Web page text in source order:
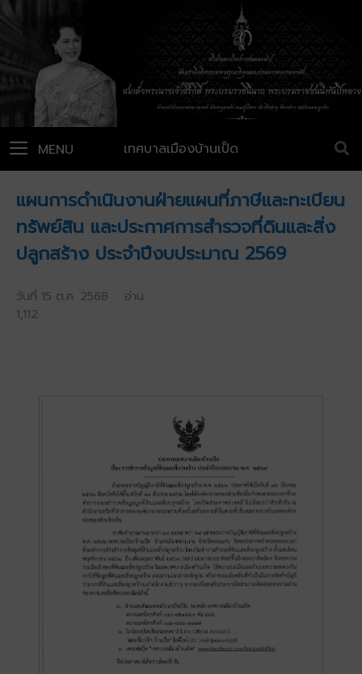
เทศบาลเมืองบ้านเป็ด
MENU
แผนการดำเนินงานฝ่ายแผนที่ภาษีและทะเบียน
ทรัพย์สิน และประกาศการสำรวจที่ดินและสิ่ง
ปลูกสร้าง ประจำปีงบประมาณ 2569
วันที่ 15 ต.ค. 2568 อ่าน
1,112